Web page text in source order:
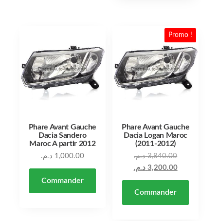
Phare Avant Gauche
Dacia Sandero
Maroc A partir 2012
1,000.00 د.م.
Commander
Promo !
Phare Avant Gauche
Dacia Logan Maroc
(2011-2012)
3,840.00 د.م.
3,200.00 د.م.
Commander